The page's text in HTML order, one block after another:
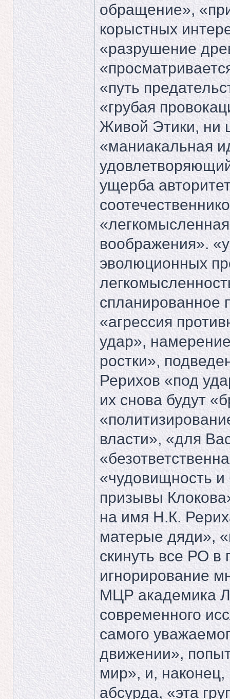
обращение»,
корыстных
«разрушение
«путь
«грубая
Живой Этики, ни
«маниакальная
ущерба
воображения».
эволюционных
спланированное
«агрессия
удар»,
ростки»,
Рерихов «под
их снова будут
власти», «для
«чудовищность и
призывы
на имя Н.К.
матерые дяди»,
скинуть все РО в
игнорирование
МЦР академика
современного
самого
движении»,
мир», и, наконец,
абсурда, «эта